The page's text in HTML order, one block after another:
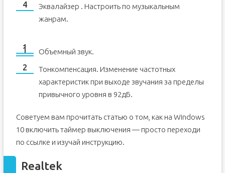
Эквалайзер . Настроить по музыкальным
жанрам.
Объемный звук.
Тонкомпенсация. Изменение частотных
характеристик при выходе звучания за пределы
привычного уровня в 92дБ.
Советуем вам прочитать статью о том, как на Windows
10 включить таймер выключения — просто переходи
по ссылке и изучай инструкцию.
Realtek